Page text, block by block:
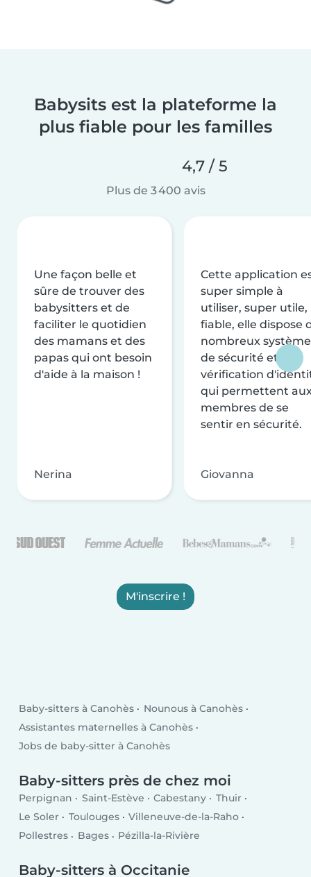
Babysits est la plateforme la
plus fiable pour les familles
4,7 / 5
Plus de 3 400 avis
Une façon belle et
sûre de trouver des
babysitters et de
faciliter le quotidien
des mamans et des
papas qui ont besoin
d'aide à la maison !
Nerina
Cette application
super simple à
utiliser, super utile,
fiable, elle dispose
nombreux
de sécurité et de
vérification
qui permettent
membres de se
sentir en sécurité.
Giovanna
M'inscrire !
Baby-sitters à Canohès
Nounous à Canohès
Assistantes maternelles à Canohès
Jobs de baby-sitter à Canohès
Baby-sitters près de chez moi
Perpignan Saint-Estève Cabestany
Thuir
Le Soler
Toulouges
Villeneuve-de-la-Raho
Pollestres
Bages Pézilla-la-Rivière
Baby-sitters à Occitanie